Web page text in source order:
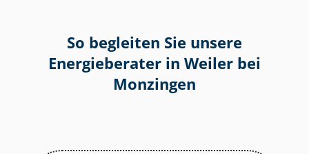
So begleiten Sie unsere
Energieberater in Weiler bei
Monzingen